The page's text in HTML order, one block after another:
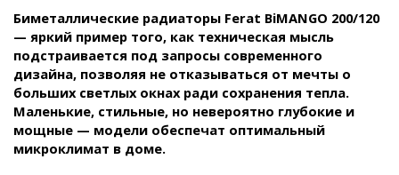
Биметаллические радиаторы Ferat BiMANGO 200/120
— яркий пример того, как техническая мысль
подстраивается под запросы современного
дизайна, позволяя не отказываться от мечты о
больших светлых окнах ради сохранения тепла.
Маленькие, стильные, но невероятно глубокие и
мощные — модели обеспечат оптимальный
микроклимат в доме.